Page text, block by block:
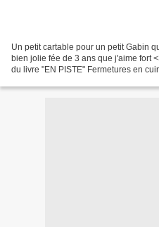
Un petit cartable pour un petit Gabin
bien jolie fée de 3 ans que j'aime fort
du livre "EN PISTE" Fermetures en